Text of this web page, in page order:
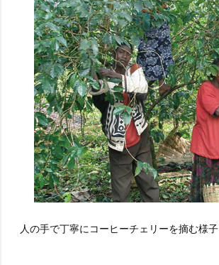
人の手で丁寧にコーヒーチェリーを摘む様子